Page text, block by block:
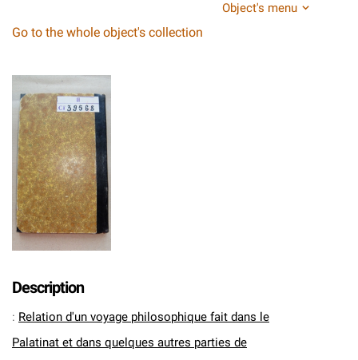
Object's menu
Go to the whole object's collection
Description
: Relation d'un voyage philosophique fait dans le
Palatinat et dans quelques autres parties de